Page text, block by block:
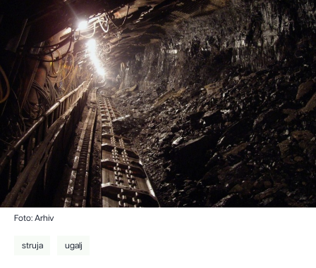
Foto: Arhiv
struja ugalj